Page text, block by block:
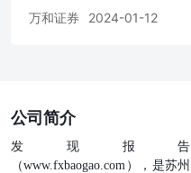
万和证券 2024-01-12
公司简介
发现报告
（www.fxbaogao.com），是苏州